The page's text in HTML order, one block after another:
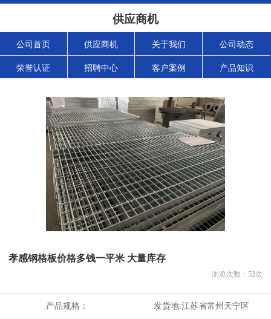
供应商机
公司首页 供应商机 关于我们 公司动态
荣誉认证 招聘中心 客户案例 产品知识
孝感钢格板价格多钱一平米 大量库存
浏览次数： 52次
产品规格： 发货地:江苏省常州天宁区